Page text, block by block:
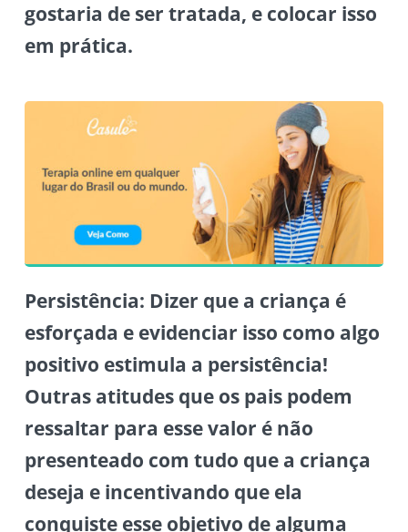
gostaria de ser tratada, e colocar isso
em prática.
Persistência: Dizer que a criança é
esforçada e evidenciar isso como algo
positivo estimula a persistência!
Outras atitudes que os pais podem
ressaltar para esse valor é não
presenteado com tudo que a criança
deseja e incentivando que ela
conquiste esse objetivo de alguma